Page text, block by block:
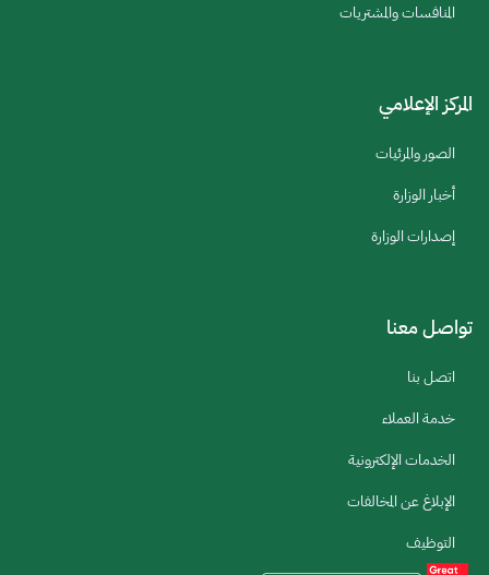
المنافسات والمشتريات
المركز الإعلامي
الصور والمرئيات
أخبار الوزارة
إصدارات الوزارة
تواصل معنا
اتصل بنا
خدمة العملاء
الخدمات الإلكترونية
الإبلاغ عن المخالفات
التوظيف